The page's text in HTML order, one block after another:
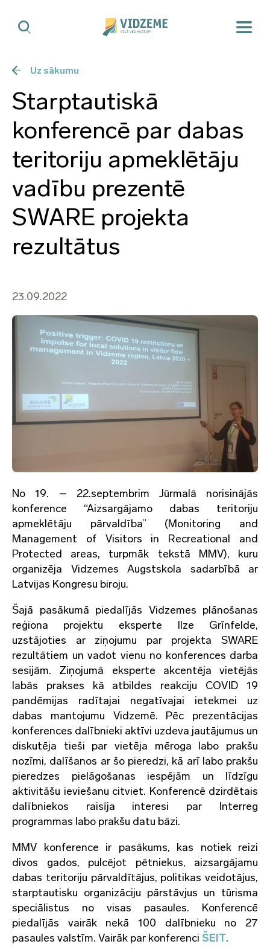
Uz sākumu
Starptautiskā
konferencē par dabas
teritoriju apmeklētāju
vadību prezentē
SWARE projekta
rezultātus
23.09.2022
No 19. – 22.septembrim Jūrmalā norisinājās
konference “Aizsargājamo dabas teritoriju
apmeklētāju pārvaldība” (Monitoring and
Management of Visitors in Recreational and
Protected areas, turpmāk tekstā MMV), kuru
organizēja Vidzemes Augstskola sadarbībā ar
Latvijas Kongresu biroju.
Šajā pasākumā piedalījās Vidzemes plānošanas
reģiona projektu eksperte Ilze Grīnfelde,
uzstājoties ar ziņojumu par projekta SWARE
rezultātiem un vadot vienu no konferences darba
sesijām. Ziņojumā eksperte akcentēja vietējās
labās prakses kā atbildes reakciju COVID 19
pandēmijas radītajai negatīvajai ietekmei uz
dabas mantojumu Vidzemē. Pēc prezentācijas
konferences dalībnieki aktīvi uzdeva jautājumus un
diskutēja tieši par vietēja mēroga labo prakšu
nozīmi, dalīšanos ar šo pieredzi, kā arī labo prakšu
pieredzes pielāgošanas iespējām un līdzīgu
aktivitāšu ieviešanu citviet. Konferencē dzirdētais
dalībniekos raisīja interesi par Interreg
programmas labo prakšu datu bāzi.
MMV konference ir pasākums, kas notiek reizi
divos gados, pulcējot pētniekus, aizsargājamu
dabas teritoriju pārvaldītājus, politikas veidotājus,
starptautisku organizāciju pārstāvjus un tūrisma
speciālistus no visas pasaules. Konferencē
piedalījās vairāk nekā 100 dalībnieku no 27
pasaules valstīm. Vairāk par konferenci ŠEIT.